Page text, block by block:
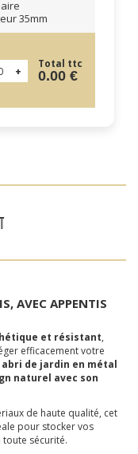
35mm
Total ttc
0.00 €
AVEC APPENTIS
et résistant,
efficacement votre
abri de jardin en métal
naturel avec son
de haute qualité, cet
pour stocker vos
sécurité.